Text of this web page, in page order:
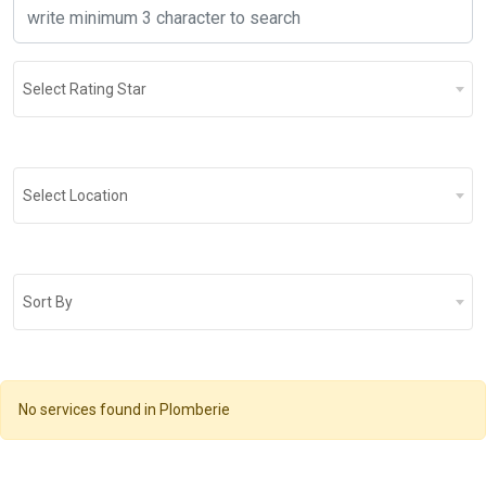
Select Rating Star
Select Location
Sort By
No services found in Plomberie